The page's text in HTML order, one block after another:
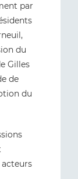
par
du
Gilles
de
du